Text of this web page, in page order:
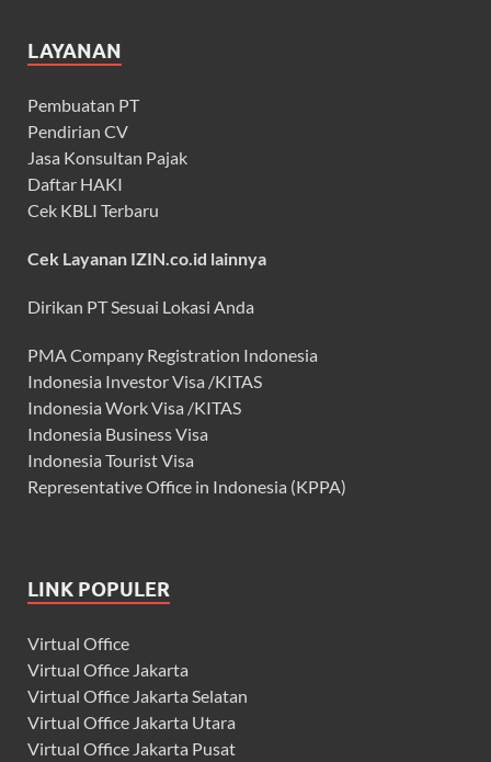
LAYANAN
Pembuatan PT
Pendirian CV
Jasa Konsultan Pajak
Daftar HAKI
Cek KBLI Terbaru
Cek Layanan IZIN.co.id lainnya
Dirikan PT Sesuai Lokasi Anda
PMA Company Registration Indonesia
Indonesia Investor Visa /KITAS
Indonesia Work Visa /KITAS
Indonesia Business Visa
Indonesia Tourist Visa
Representative Office in Indonesia (KPPA)
LINK POPULER
Virtual Office
Virtual Office Jakarta
Virtual Office Jakarta Selatan
Virtual Office Jakarta Utara
Virtual Office Jakarta Pusat